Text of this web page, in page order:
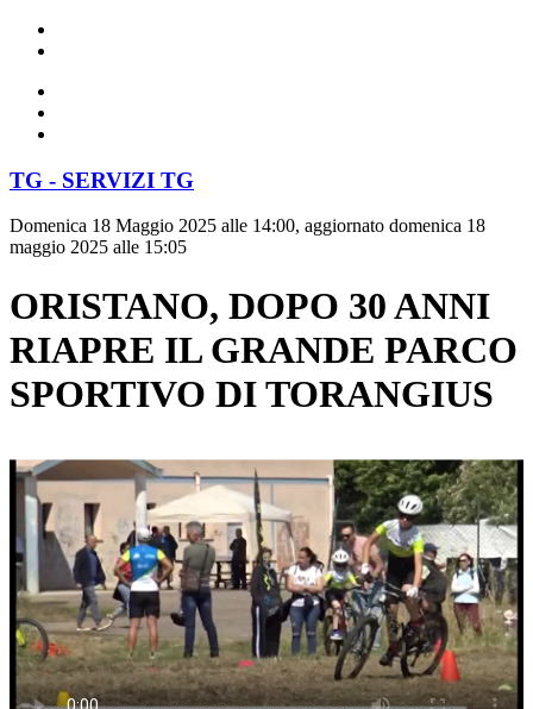
TG - SERVIZI TG
Domenica 18 Maggio 2025 alle 14:00, aggiornato domenica 18
maggio 2025 alle 15:05
ORISTANO, DOPO 30 ANNI
RIAPRE IL GRANDE PARCO
SPORTIVO DI TORANGIUS